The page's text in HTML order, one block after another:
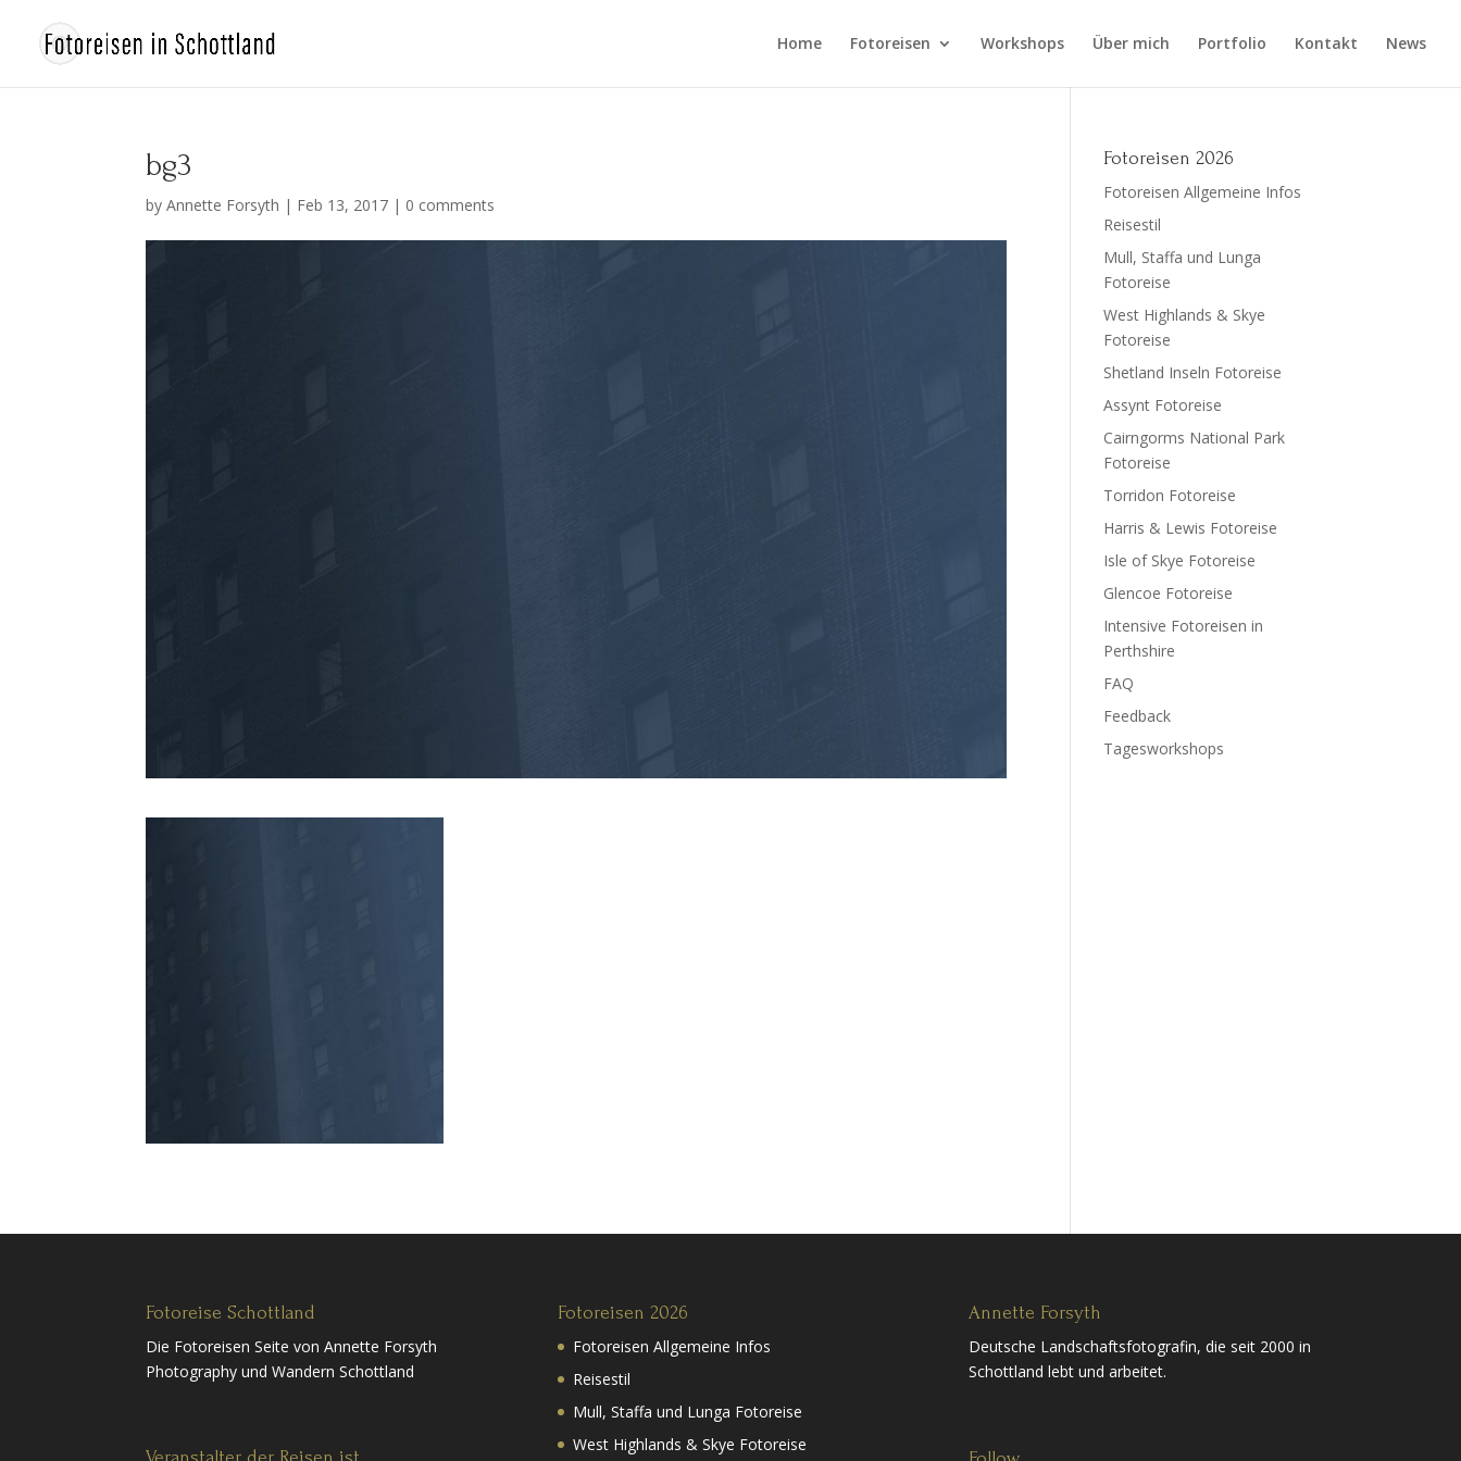
Home Fotoreisen Workshops Über mich Portfolio Kontakt News
bg3
byAnnette Forsyth | Feb 13, 2017 | 0 comments
Fotoreisen 2026
Fotoreisen Allgemeine Infos
Reisestil
Mull, Staffa und Lunga
Fotoreise
West Highlands & Skye
Fotoreise
Shetland Inseln Fotoreise
Assynt Fotoreise
Cairngorms National Park
Fotoreise
Torridon Fotoreise
Harris & Lewis Fotoreise
Isle of Skye Fotoreise
Glencoe Fotoreise
Intensive Fotoreisen in
Perthshire
FAQ
Feedback
Tagesworkshops
Fotoreise Schottland
Die Fotoreisen Seite von Annette Forsyth
Photography und Wandern Schottland
Fotoreisen 2026
Fotoreisen Allgemeine Infos
Reisestil
Mull, Staffa und Lunga Fotoreise
West Highlands & Skye Fotoreise
Annette Forsyth
Deutsche Landschaftsfotografin, die seit 2000 in
Schottland lebt und arbeitet.